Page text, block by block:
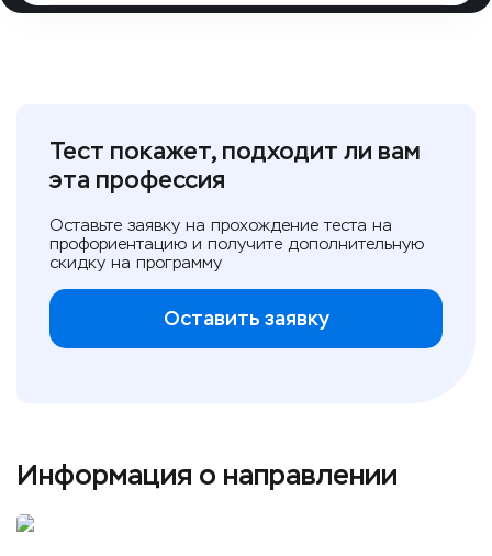
Тест покажет, подходит ли вам
эта профессия
Оставьте заявку на прохождение теста на
профориентацию и получите дополнительную
скидку на программу
Оставить заявку
Информация о направлении